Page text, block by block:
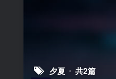
夕夏 共2篇